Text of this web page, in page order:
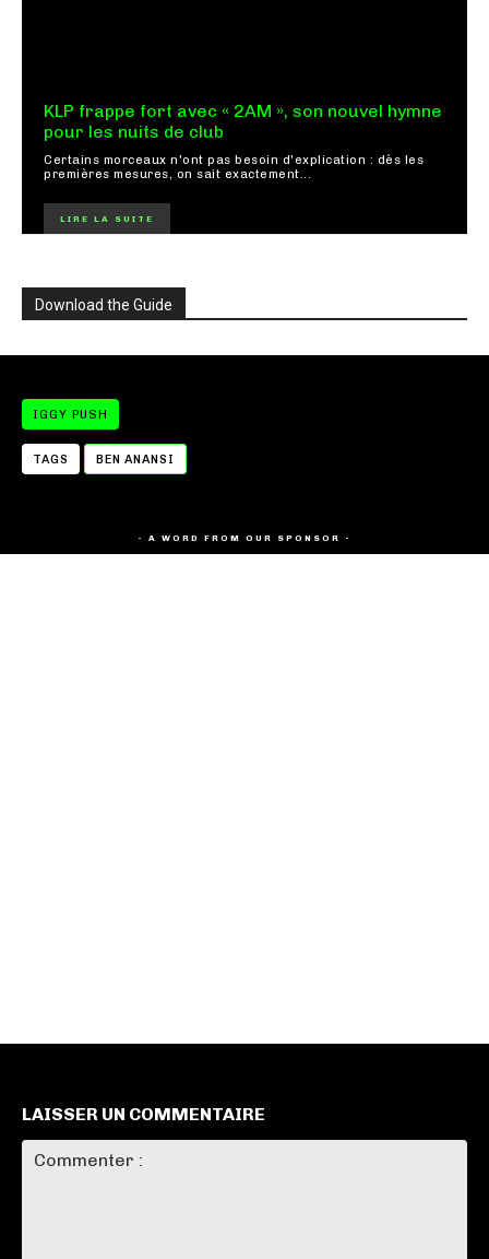
KLP frappe fort avec « 2AM », son nouvel hymne
pour les nuits de club
Certains morceaux n'ont pas besoin d'explication : dès les
premières mesures, on sait exactement...
LIRE LA SUITE
Download the Guide
IGGY PUSH
TAGS BEN ANANSI
- A WORD FROM OUR SPONSOR -
LAISSER UN COMMENTAIRE